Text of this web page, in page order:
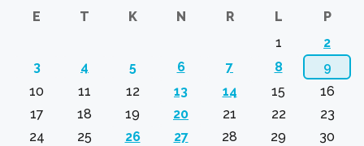
E T K N R L
P
1
2
3
4 5 6 7 8
9
10
11 12 13 14 15
16
17
18 19 20 21 22
23
24
25 26 27 28 29
30